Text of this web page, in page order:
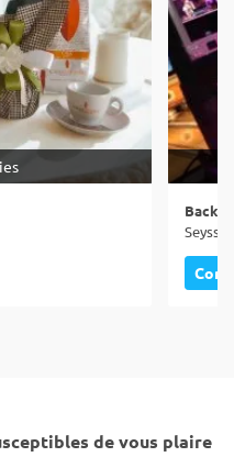
de vous plaire